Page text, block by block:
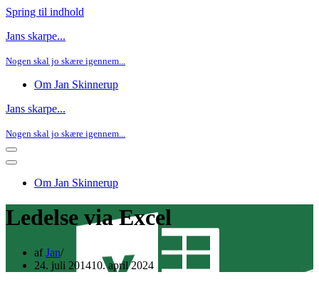
Spring til indhold
Jans skarpe...
Nogen skal jo skære igennem...
Om Jan Skinnerup
Jans skarpe...
Nogen skal jo skære igennem...
Navigation
menu
Navigation
Om Jan Skinnerup
Ledelse via Excel
afJan
24. juli 201410. april 2024